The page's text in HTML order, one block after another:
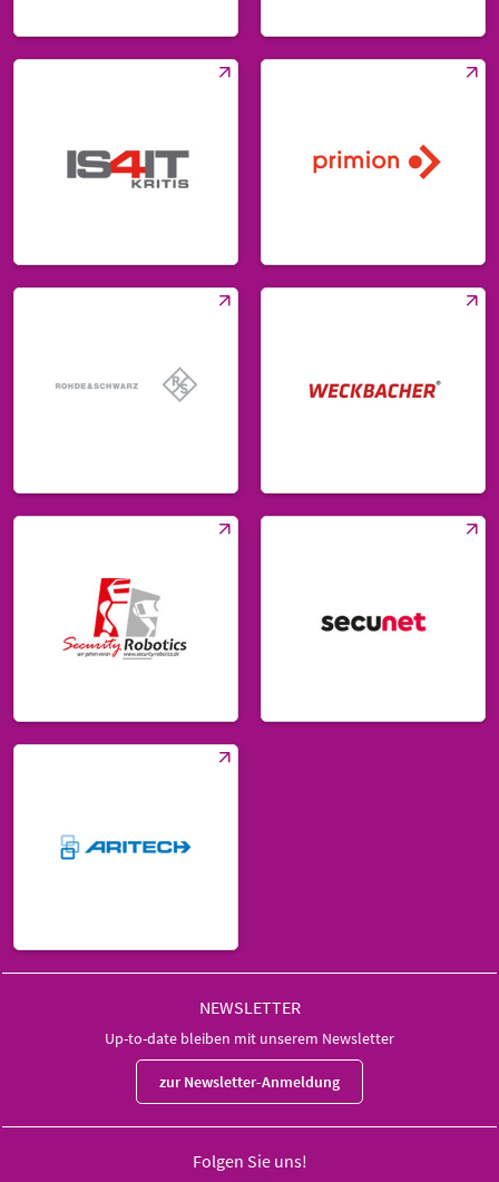
NEWSLETTER
Up-to-date bleiben mit unserem Newsletter
zur Newsletter-Anmeldung
Folgen Sie uns!